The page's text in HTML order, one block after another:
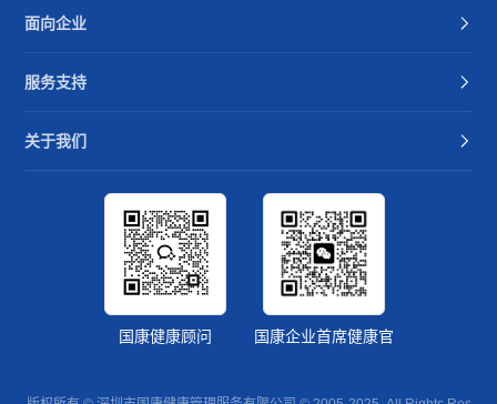
面向企业
服务支持
关于我们
国康健康顾问 国康企业首席健康官